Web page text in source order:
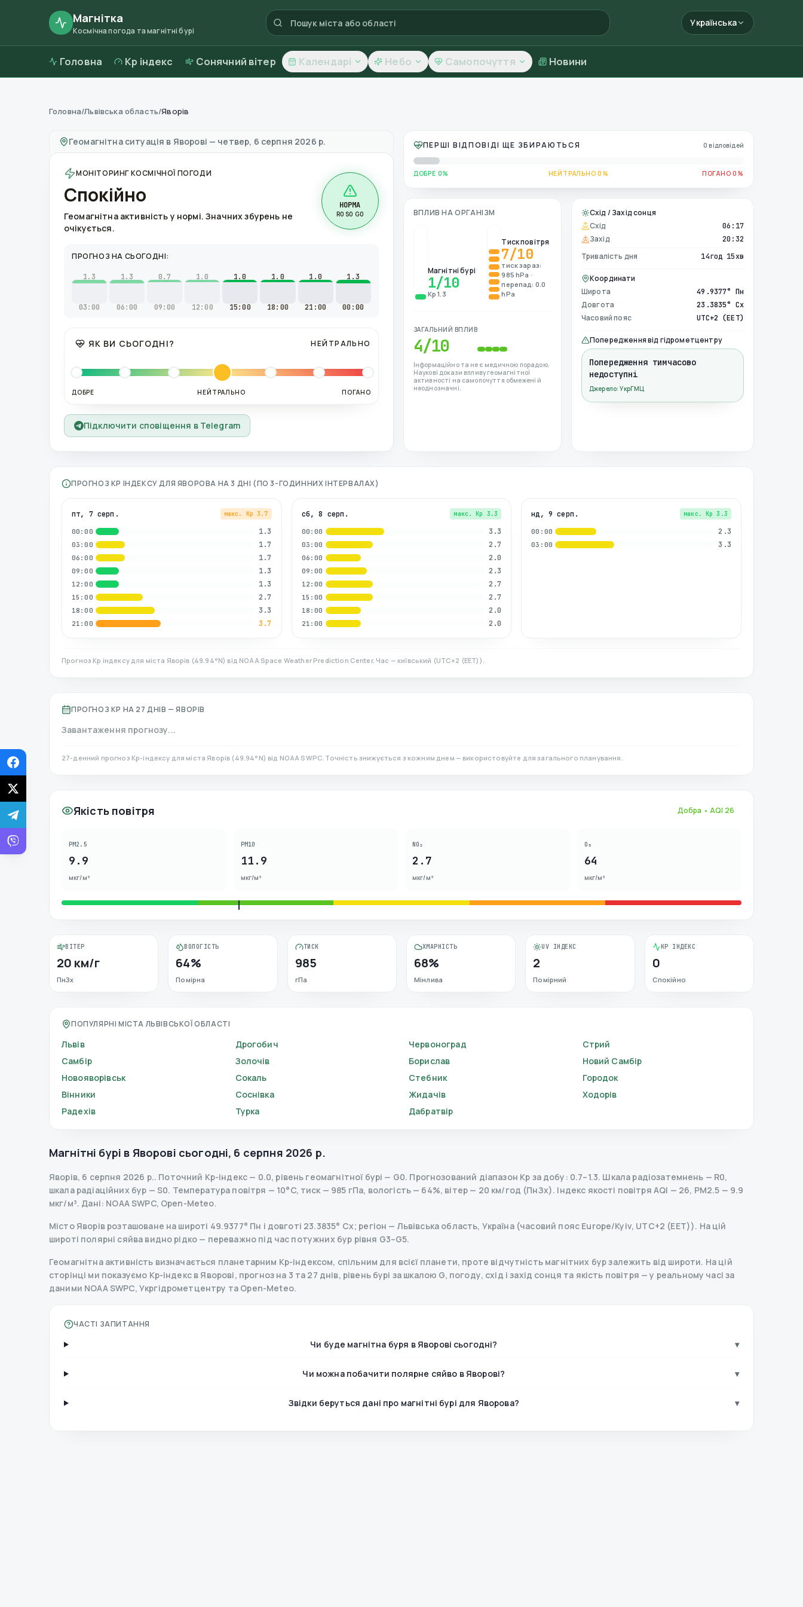
Магнітка
Космічна погода та магнітні бурі
Українська
Головна Kp індекс Сонячний вітер Календарі Небо Самопочуття Новини
Магнітні бурі вЯворові—погода та якість повітря
Головна/Львівська область/Яворів
Геомагнітна ситуація в Яворові — четвер, 6 серпня 2026 р.
МОНІТОРИНГ КОСМІЧНОЇ ПОГОДИ
Спокійно
Геомагнітна активність у нормі. Значних збурень не
очікується.
НОРМА
R0 S0 G0
ПРОГНОЗ НА СЬОГОДНІ:
1.3
03:00
1.3
06:00
0.7
09:00
1.0
12:00
1.0
15:00
1.0
18:00
1.0
21:00
1.3
00:00
ЯК ВИ СЬОГОДНІ? НЕЙТРАЛЬНО
ДОБРЕ НЕЙТРАЛЬНО ПОГАНО
Підключити сповіщення в Telegram
ПЕРШІ ВІДПОВІДІ ЩЕ ЗБИРАЮТЬСЯ 0 відповідей
ДОБРЕ 0% НЕЙТРАЛЬНО 0% ПОГАНО 0%
ВПЛИВ НА ОРГАНІЗМ
Магнітні бурі
1/10
Kp 1.3
Тиск повітря
7/10
тиск зараз:
985 hPa ·
перепад: 0.0
hPa
ЗАГАЛЬНИЙ ВПЛИВ
4/10
Інформаційно та не є медичною порадою.
Наукові докази впливу геомагнітної
активності на самопочуття обмежені й
неоднозначні.
Схід / Захід сонця
Схід
06:17
Захід 20:32
Тривалість дня 14год 15хв
Координати
Широта
49.9377° Пн
Довгота 23.3835° Сх
Часовий пояс UTC+2 (EET)
Попередження від гідрометцентру
Попередження тимчасово
недоступні
Джерело: УкрГМЦ
ПРОГНОЗ KP ІНДЕКСУ ДЛЯ ЯВОРОВА НА 3 ДНІ (ПО 3-ГОДИННИХ ІНТЕРВАЛАХ)
пт, 7 серп. макс. Kp 3.7
00:00 1.3
03:00 1.7
06:00 1.7
09:00 1.3
12:00 1.3
15:00 2.7
18:00 3.3
21:00 3.7
сб, 8 серп. макс. Kp 3.3
00:00 3.3
03:00 2.7
06:00 2.0
09:00 2.3
12:00 2.7
15:00 2.7
18:00 2.0
21:00 2.0
нд, 9 серп. макс. Kp 3.3
00:00 2.3
03:00 3.3
Прогноз Kp індексу для міста Яворів (49.94°N) від NOAA Space Weather Prediction Center. Час — київський (UTC+2 (EET) ).
ПРОГНОЗ KP НА 27 ДНІВ — ЯВОРІВ
Завантаження прогнозу...
27-денний прогноз Kp-індексу для міста Яворів (49.94°N) від NOAA SWPC. Точність знижується з кожним днем — використовуйте для загального планування.
Якість повітря Добра • AQI 26
PM2.5
9.9
мкг/м³
PM10
11.9
мкг/м³
NO₂
2.7
мкг/м³
O₃
64
мкг/м³
ВІТЕР
20 км/г
ПнЗх
ВОЛОГІСТЬ
64%
Помірна
ТИСК
985
гПа
ХМАРНІСТЬ
68%
Мінлива
UV ІНДЕКС
2
Помірний
KP ІНДЕКС
0
Спокійно
ПОПУЛЯРНІ МІСТА ЛЬВІВСЬКОЇ ОБЛАСТІ
Львів Дрогобич Червоноград
Стрий
Самбір
Золочів Борислав
Новий Самбір
Новояворівськ
Сокаль Стебник
Городок
Вінники
Соснівка Жидачів
Ходорів
Радехів
Турка Дабратвір
Магнітні бурі в Яворові сьогодні, 6 серпня 2026 р.
Яворів, 6 серпня 2026 р.. Поточний Kp-індекс — 0.0, рівень геомагнітної бурі — G0. Прогнозований діапазон Kp за добу: 0.7–1.3. Шкала радіозатемнень — R0,
шкала радіаційних бур — S0. Температура повітря — 10°C, тиск — 985 гПа, вологість — 64%, вітер — 20 км/год (ПнЗх). Індекс якості повітря AQI — 26, PM2.5 — 9.9
мкг/м³. Дані: NOAA SWPC, Open-Meteo.
Місто Яворів розташоване на широті 49.9377° Пн і довготі 23.3835° Сх; регіон — Львівська область, Україна (часовий пояс Europe/Kyiv, UTC+2 (EET)). На цій
широті полярні сяйва видно рідко — переважно під час потужних бур рівня G3–G5.
Геомагнітна активність визначається планетарним Kp-індексом, спільним для всієї планети, проте відчутність магнітних бур залежить від широти. На цій
сторінці ми показуємо Kp-індекс в Яворові, прогноз на 3 та 27 днів, рівень бурі за шкалою G, погоду, схід і захід сонця та якість повітря — у реальному часі за
даними NOAA SWPC, Укргідрометцентру та Open-Meteo.
ЧАСТІ ЗАПИТАННЯ
Чи буде магнітна буря в Яворові сьогодні? ▾
Чи можна побачити полярне сяйво в Яворові? ▾
Звідки беруться дані про магнітні бурі для Яворова? ▾